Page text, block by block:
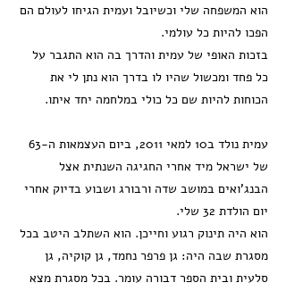
הוא המשפחה שלי וכשיובל ועמית הגיחו לעולם הם
הפכו להיות כל עולמי.
בזכות האופי של עמית והדרך בה הוא התגבר על
כל פחד ומכשול שהיו לו בדרך הוא נתן לי את
הכוחות להיות שם כל כולי במלחמה יחד איתו.
עמית נולד ב10 למאי 2011, ביום העצמאות ה-63
של ישראל מיד אחרי החגיגה השנתית אצל
הבנג'ואים במושב שדה ורבורג ושבוע בדיוק אחרי
יום הולדת 32 שלי.
הוא היה תינוק רגוע וחייכן. הוא השתלב היטב בכל
מסגרת שבה היה: גן פרפר נחמד, גן קוקיה, גן
סלעית ובית הספר דבורה עומר. בכל מסגרת מצא